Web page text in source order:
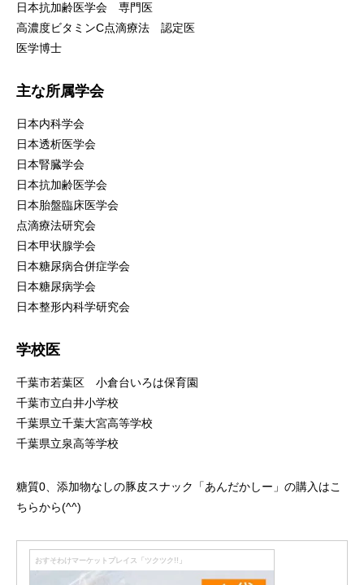
日本抗加齢医学会 専門医
高濃度ビタミンC点滴療法 認定医
医学博士
主な所属学会
日本内科学会
日本透析医学会
日本腎臓学会
日本抗加齢医学会
日本胎盤臨床医学会
点滴療法研究会
日本甲状腺学会
日本糖尿病合併症学会
日本糖尿病学会
日本整形内科学研究会
学校医
千葉市若葉区 小倉台いろは保育園
千葉市立白井小学校
千葉県立千葉大宮高等学校
千葉県立泉高等学校
糖質0、添加物なしの豚皮スナック「あんだかしー」の購入はこ
ちらから(^^)
おすそわけマーケットプレイス「ツクツク!!」